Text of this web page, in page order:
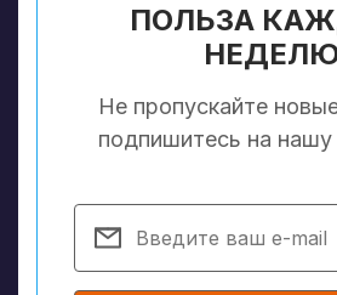
ПОЛЬЗА
Не пропускайте
подпишитесь на нашу